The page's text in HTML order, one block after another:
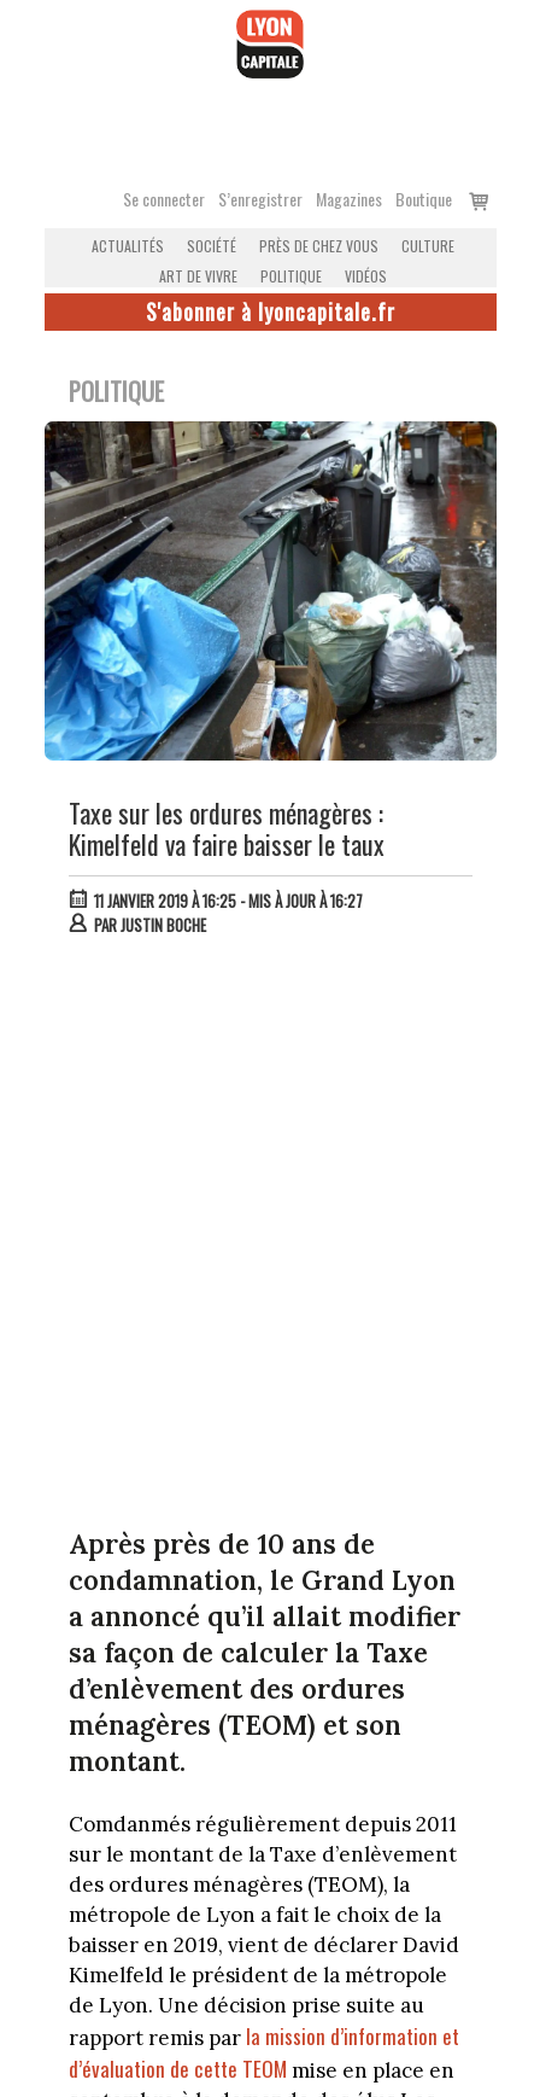
Se connecter S’enregistrer Magazines Boutique
Voir
ACTUALITÉS SOCIÉTÉ PRÈS DE CHEZ VOUS
CULTURE
ART DE VIVRE
POLITIQUE VIDÉOS
S'abonner à lyoncapitale.fr
POLITIQUE
Taxe sur les ordures ménagères :
Kimelfeld va faire baisser le taux
11 JANVIER 2019 À 16:25- MIS À JOUR À 16:27
PARJUSTIN BOCHE
Après près de 10 ans de
condamnation, le Grand Lyon
a annoncé qu’il allait modifier
sa façon de calculer la Taxe
d’enlèvement des ordures
ménagères (TEOM) et son
montant.
Comdanmés régulièrement depuis 2011
sur le montant de la Taxe d’enlèvement
des ordures ménagères (TEOM), la
métropole de Lyon a fait le choix de la
baisser en 2019, vient de déclarer David
Kimelfeld le président de la métropole
de Lyon. Une décision prise suite au
rapport remis par la mission d’information et
d’évaluation de cette TEOM mise en place en